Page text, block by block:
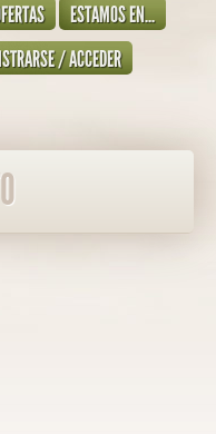
ESTAMOS EN...
/ ACCEDER